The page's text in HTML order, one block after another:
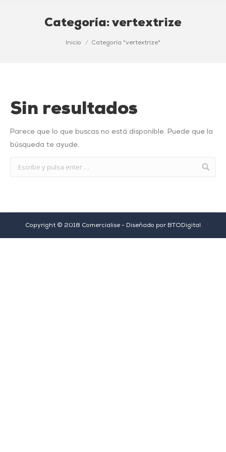
Categoría: vertextrize
Inicio Categoría "vertextrize"
Sin resultados
Parece que lo que buscas no está disponible. Puede que la
búsqueda te ayude.
Copyright © 2018 Comercialise - Diseñado por BTODigital